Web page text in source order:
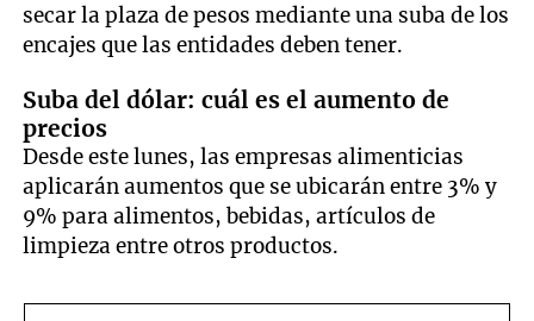
secar la plaza de pesos mediante una suba de los
encajes que las entidades deben tener.
Suba del dólar: cuál es el aumento de
precios
Desde este lunes, las empresas alimenticias
aplicarán aumentos que se ubicarán entre 3% y
9% para alimentos, bebidas, artículos de
limpieza entre otros productos.